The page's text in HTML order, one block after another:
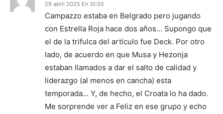
29 abril 2025 En 10:55
Campazzo estaba en Belgrado pero jugando
con Estrella Roja hace dos años… Supongo que
el de la trifulca del artículo fue Deck. Por otro
lado, de acuerdo en que Musa y Hezonja
estaban llamados a dar el salto de calidad y
liderazgo (al menos en cancha) esta
temporada… Y, de hecho, el Croata lo ha dado.
Me sorprende ver a Feliz en ese grupo y echo